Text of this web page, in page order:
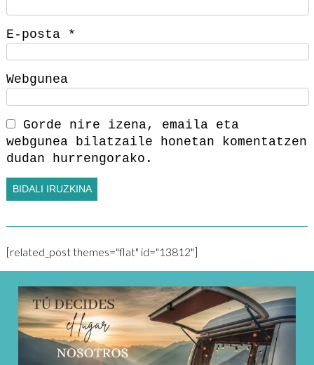
E-posta *
Webgunea
Gorde nire izena, emaila eta
webgunea bilatzaile honetan komentatzen
dudan hurrengorako.
[related_post themes="flat" id="13812"]